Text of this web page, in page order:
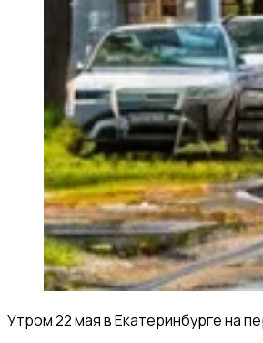
Утром 22 мая в Екатеринбурге на